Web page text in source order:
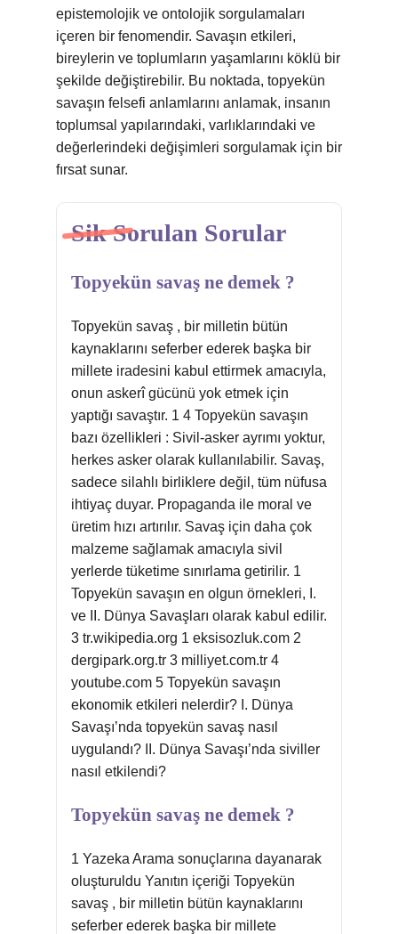
epistemolojik ve ontolojik sorgulamaları
içeren bir fenomendir. Savaşın etkileri,
bireylerin ve toplumların yaşamlarını köklü bir
şekilde değiştirebilir. Bu noktada, topyekün
savaşın felsefi anlamlarını anlamak, insanın
toplumsal yapılarındaki, varlıklarındaki ve
değerlerindeki değişimleri sorgulamak için bir
fırsat sunar.
Sik Sorulan Sorular
Topyekün savaş ne demek ?
Topyekün savaş , bir milletin bütün
kaynaklarını seferber ederek başka bir
millete iradesini kabul ettirmek amacıyla,
onun askerî gücünü yok etmek için
yaptığı savaştır. 1 4 Topyekün savaşın
bazı özellikleri : Sivil-asker ayrımı yoktur,
herkes asker olarak kullanılabilir. Savaş,
sadece silahlı birliklere değil, tüm nüfusa
ihtiyaç duyar. Propaganda ile moral ve
üretim hızı artırılır. Savaş için daha çok
malzeme sağlamak amacıyla sivil
yerlerde tüketime sınırlama getirilir. 1
Topyekün savaşın en olgun örnekleri, I.
ve II. Dünya Savaşları olarak kabul edilir.
3 tr.wikipedia.org 1 eksisozluk.com 2
dergipark.org.tr 3 milliyet.com.tr 4
youtube.com 5 Topyekün savaşın
ekonomik etkileri nelerdir? I. Dünya
Savaşı’nda topyekün savaş nasıl
uygulandı? II. Dünya Savaşı’nda siviller
nasıl etkilendi?
Topyekün savaş ne demek ?
1 Yazeka Arama sonuçlarına dayanarak
oluşturuldu Yanıtın içeriği Topyekün
savaş , bir milletin bütün kaynaklarını
seferber ederek başka bir millete